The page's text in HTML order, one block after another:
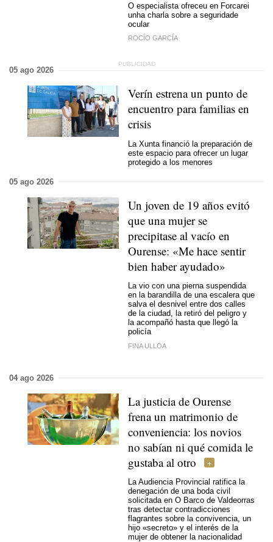
O especialista ofreceu en Forcarei
unha charla sobre a seguridade
ocular
ROCÍO GARCÍA
05 ago 2026
Verín estrena un punto de
encuentro para familias en
crisis
La Xunta financió la preparación de
este espacio para ofrecer un lugar
protegido a los menores
05 ago 2026
Un joven de 19 años evitó
que una mujer se
precipitase al vacío en
Ourense: «Me hace sentir
bien haber ayudado»
La vio con una pierna suspendida
en la barandilla de una escalera que
salva el desnivel entre dos calles
de la ciudad, la retiró del peligro y
la acompañó hasta que llegó la
policía
FINA ULLOA
04 ago 2026
La justicia de Ourense
frena un matrimonio de
conveniencia: los novios
no sabían ni qué comida le
gustaba al otro
La Audiencia Provincial ratifica la
denegación de una boda civil
solicitada en O Barco de Valdeorras
tras detectar contradicciones
flagrantes sobre la convivencia, un
hijo «secreto» y el interés de la
mujer de obtener la nacionalidad